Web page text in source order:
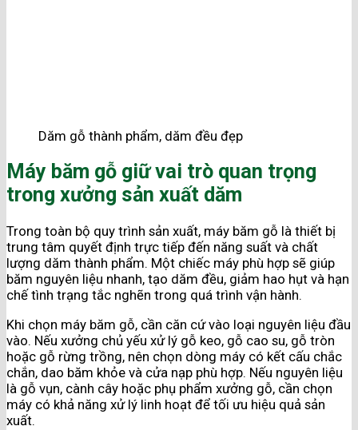
Dăm gỗ thành phẩm, dăm đều đẹp
Máy băm gỗ giữ vai trò quan trọng
trong xưởng sản xuất dăm
Trong toàn bộ quy trình sản xuất, máy băm gỗ là thiết bị
trung tâm quyết định trực tiếp đến năng suất và chất
lượng dăm thành phẩm. Một chiếc máy phù hợp sẽ giúp
băm nguyên liệu nhanh, tạo dăm đều, giảm hao hụt và hạn
chế tình trạng tắc nghẽn trong quá trình vận hành.
Khi chọn máy băm gỗ, cần căn cứ vào loại nguyên liệu đầu
vào. Nếu xưởng chủ yếu xử lý gỗ keo, gỗ cao su, gỗ tròn
hoặc gỗ rừng trồng, nên chọn dòng máy có kết cấu chắc
chắn, dao băm khỏe và cửa nạp phù hợp. Nếu nguyên liệu
là gỗ vụn, cành cây hoặc phụ phẩm xưởng gỗ, cần chọn
máy có khả năng xử lý linh hoạt để tối ưu hiệu quả sản
xuất.